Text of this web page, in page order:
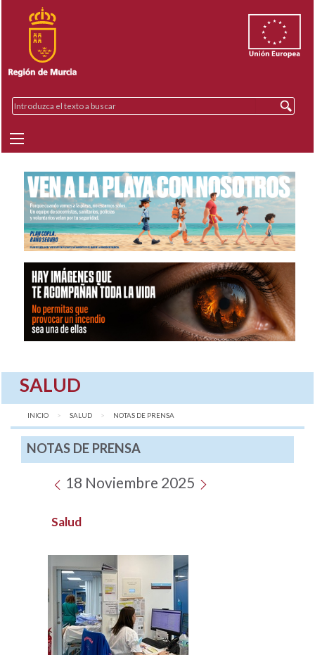
SALUD
INICIO SALUD AQUÍ:
NOTAS DE PRENSA
NOTAS DE PRENSA
18 Noviembre 2025
Salud